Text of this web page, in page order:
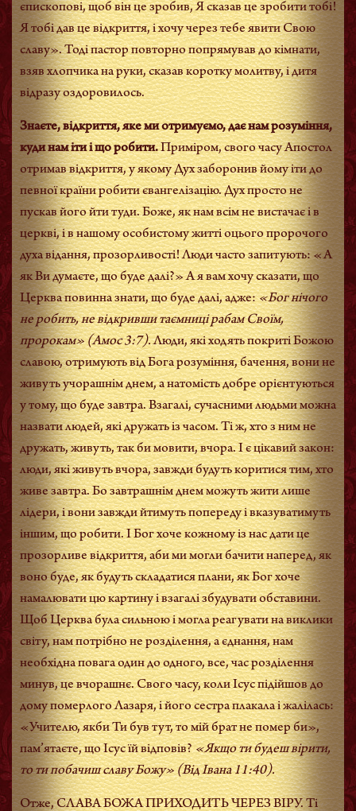
єпископові, щоб він це зробив, Я сказав це зробити тобі!
Я тобі дав це відкриття, і хочу через тебе явити Свою
славу». Тоді пастор повторно попрямував до кімнати,
взяв хлопчика на руки, сказав коротку молитву, і дитя
відразу оздоровилось.
Знаєте, відкриття, яке ми отримуємо, дає нам розуміння,
куди нам іти і що робити.Приміром, свого часу Апостол
отримав відкриття, у якому Дух заборонив йому іти до
певної країни робити євангелізацію. Дух просто не
пускав його йти туди. Боже, як нам всім не вистачає і в
церкві, і в нашому особистому житті оцього пророчого
духа відання, прозорливості! Люди часто запитують: «А
як Ви думаєте, що буде далі?» А я вам хочу сказати, що
Церква повинна знати, що буде далі, адже:«Бог нічого
не робить, не відкривши таємниці рабам Своїм,
пророкам»(Амос 3:7).Люди, які ходять покриті Божою
славою, отримують від Бога розуміння, бачення, вони не
живуть учорашнім днем, а натомість добре орієнтуються
у тому, що буде завтра. Взагалі, сучасними людьми можна
назвати людей, які дружать із часом. Ті ж, хто з ним не
дружать, живуть, так би мовити, вчора. І є цікавий закон:
люди, які живуть вчора, завжди будуть коритися тим, хто
живе завтра. Бо завтрашнім днем можуть жити лише
лідери, і вони завжди йтимуть попереду і вказуватимуть
іншим, що робити. І Бог хоче кожному із нас дати це
прозорливе відкриття, аби ми могли бачити наперед, як
воно буде, як будуть складатися плани, як Бог хоче
намалювати цю картину і взагалі збудувати обставини.
Щоб Церква була сильною і могла реагувати на виклики
світу, нам потрібно не розділення, а єднання, нам
необхідна повага один до одного, все, час розділення
минув, це вчорашнє. Свого часу, коли Ісус підійшов до
дому померлого Лазаря, і його сестра плакала і жалілась:
«Учителю, якби Ти був тут, то мій брат не помер би»,
пам’ятаєте, що Ісус їй відповів?«Якщо ти будеш вірити,
то ти побачиш славу Божу»(Від Івана 11:40).
Отже, СЛАВА БОЖА ПРИХОДИТЬ ЧЕРЕЗ ВІРУ. Ті